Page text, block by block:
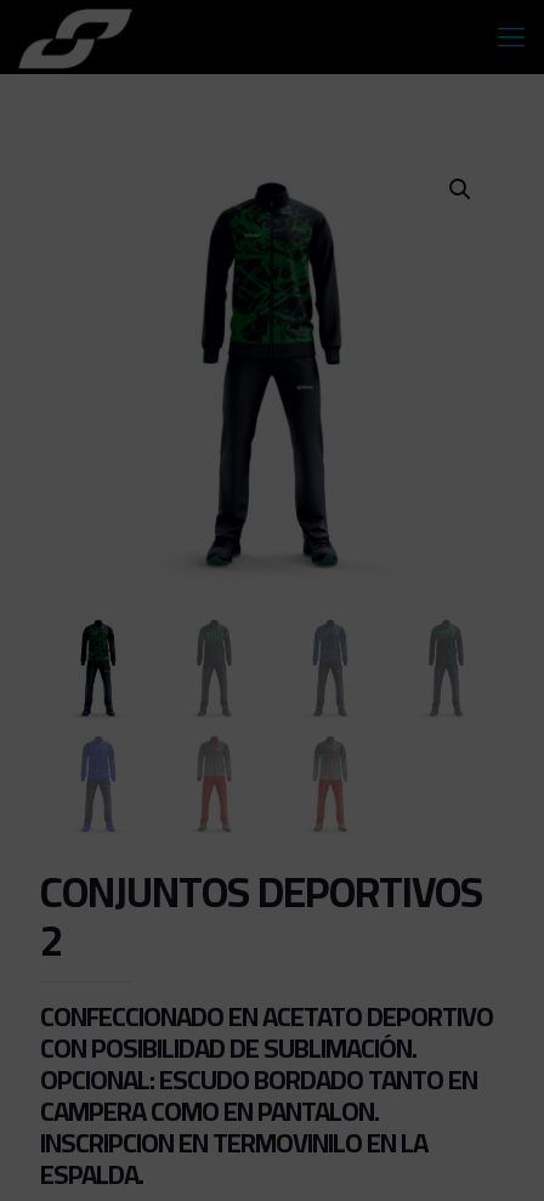
CONJUNTOS DEPORTIVOS
2
CONFECCIONADO EN ACETATO DEPORTIVO
CON POSIBILIDAD DE SUBLIMACIÓN.
OPCIONAL: ESCUDO BORDADO TANTO EN
CAMPERA COMO EN PANTALON.
INSCRIPCION EN TERMOVINILO EN LA
ESPALDA.